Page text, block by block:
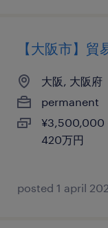
【大阪市】貿
大阪, 大阪府
permanent
¥3,500,000
420万円
posted 1 april